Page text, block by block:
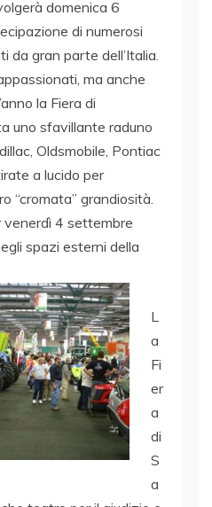
domenica 6
di numerosi
da gran parte dell’Italia.
ma anche
la Fiera di
uno sfavillante raduno
Oldsmobile, Pontiac
a lucido per
“cromata” grandiosità.
venerdì 4 settembre
spazi esterni della
L
a
Fi
er
a
di
S
a